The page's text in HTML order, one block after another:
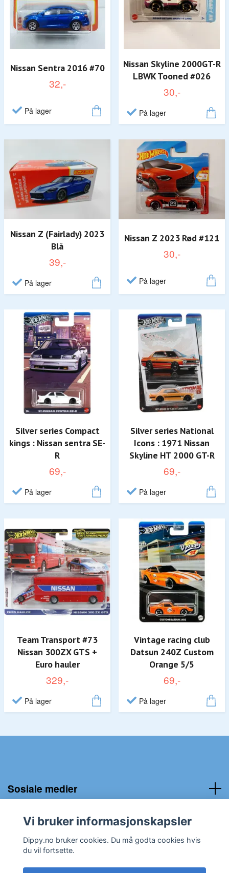
Nissan Sentra 2016 #70
32,-
På lager
Nissan Skyline 2000GT-R
LBWK Tooned #026
30,-
På lager
Nissan Z (Fairlady) 2023
Blå
39,-
På lager
Nissan Z 2023 Rød #121
30,-
På lager
Silver series Compact
kings : Nissan sentra SE-
R
69,-
På lager
Silver series National
Icons : 1971 Nissan
Skyline HT 2000 GT-R
69,-
På lager
Team Transport #73
Nissan 300ZX GTS +
Euro hauler
329,-
På lager
Vintage racing club
Datsun 240Z Custom
Orange 5/5
69,-
På lager
Sosiale medier
Kundeservice:
Vi bruker informasjonskapsler
Dippy.no bruker cookies. Du må godta cookies hvis
du vil fortsette.